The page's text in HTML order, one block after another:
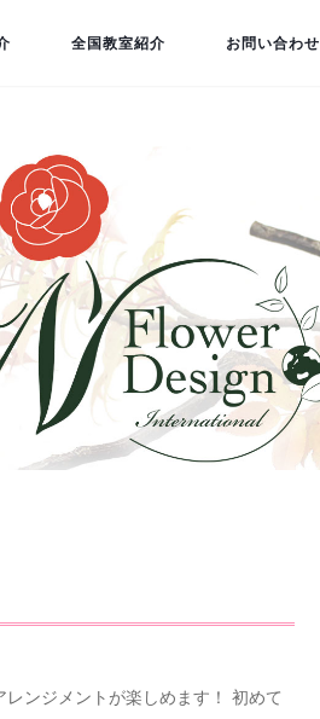
全国教室紹介 お問い合わせ
ンジメントが楽しめます！ 初めて